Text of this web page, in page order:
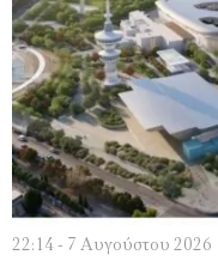
22:14 - 7 Αυγούστου 2026